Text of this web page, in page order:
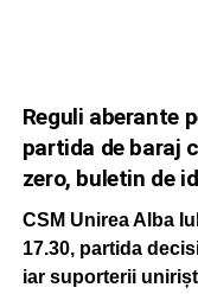
Reguli aberante
partida de baraj
zero, buletin de
CSM Unirea Alba
17.30, partida
iar suporterii